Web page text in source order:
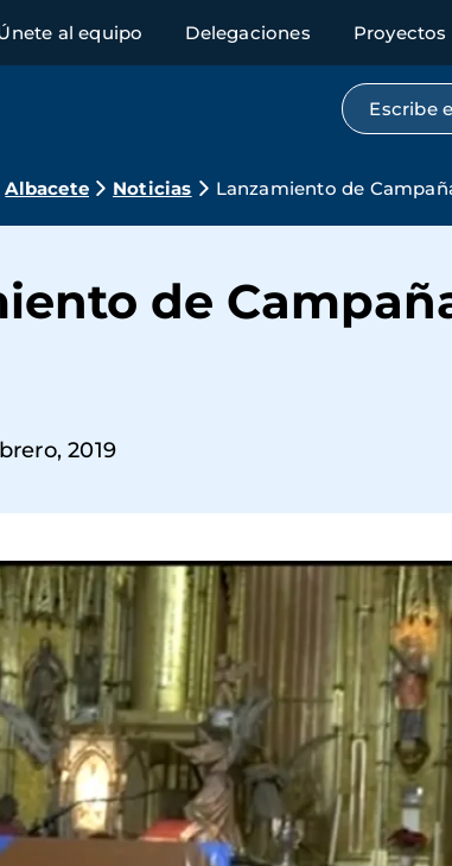
al equipo Delegaciones Proyectos
Albacete Noticias Lanzamiento de
de
2019